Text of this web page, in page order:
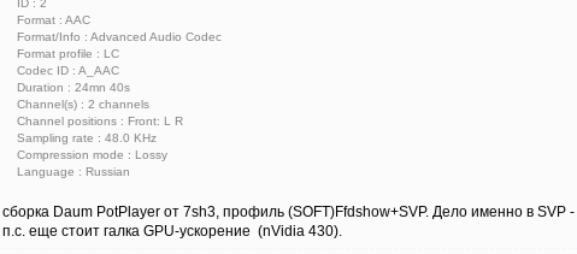
ID : 2
Format : AAC
Format/Info : Advanced Audio Codec
Format profile : LC
Codec ID : A_AAC
Duration : 24mn 40s
Channel(s) : 2 channels
Channel positions : Front: L R
Sampling rate : 48.0 KHz
Compression mode : Lossy
Language : Russian
сборка Daum PotPlayer от 7sh3, профиль (SOFT)Ffdshow+SVP. Дело именно в SVP
п.с. еще стоит галка GPU-ускорение (nVidia 430).